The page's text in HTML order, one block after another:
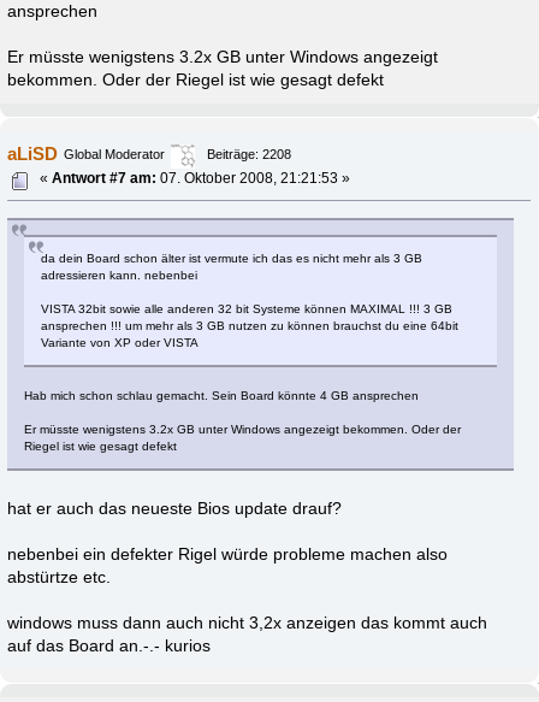
ansprechen
Er müsste wenigstens 3.2x GB unter Windows angezeigt
bekommen. Oder der Riegel ist wie gesagt defekt
aLiSD Global Moderator
Beiträge: 2208
«Antwort #7 am: 07. Oktober 2008, 21:21:53 »
da dein Board schon älter ist vermute ich das es nicht mehr als 3 GB
adressieren kann. nebenbei
VISTA 32bit sowie alle anderen 32 bit Systeme können MAXIMAL !!! 3 GB
ansprechen !!! um mehr als 3 GB nutzen zu können brauchst du eine 64bit
Variante von XP oder VISTA
Hab mich schon schlau gemacht. Sein Board könnte 4 GB ansprechen
Er müsste wenigstens 3.2x GB unter Windows angezeigt bekommen. Oder der
Riegel ist wie gesagt defekt
hat er auch das neueste Bios update drauf?
nebenbei ein defekter Rigel würde probleme machen also
abstürtze etc.
windows muss dann auch nicht 3,2x anzeigen das kommt auch
auf das Board an.-.- kurios